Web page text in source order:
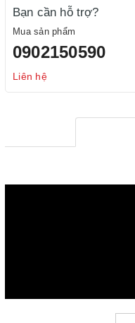
Bạn cần hỗ trợ?
Mua sản phẩm
0902150590
Liên hệ